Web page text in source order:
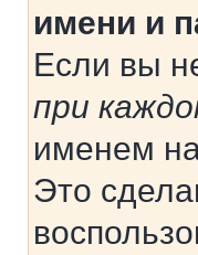
имени и
Если вы
при
именем
Это